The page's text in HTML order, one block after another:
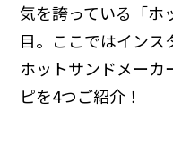
気を誇っている「ホ
目。ここではインス
ホットサンドメーカ
ピを4つご紹介！